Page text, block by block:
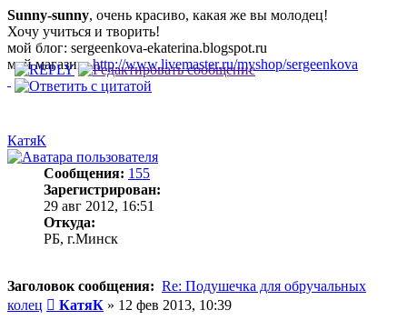
Sunny-sunny, очень красиво, какая же вы молодец!
Хочу учиться и творить!
мой блог: sergeenkova-ekaterina.blogspot.ru
мой магазин:http://www.livemaster.ru/myshop/sergeenkova
КатяК
Сообщения: 155
Зарегистрирован:
29 авг 2012, 16:51
Откуда:
РБ, г.Минск
Заголовок сообщения: Re: Подушечка для обручальных
колец
Сообщение
КатяК » 12 фев 2013, 10:39